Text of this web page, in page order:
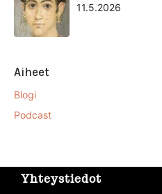
11.5.2026
Aiheet
Blogi
Podcast
Yhteystiedot